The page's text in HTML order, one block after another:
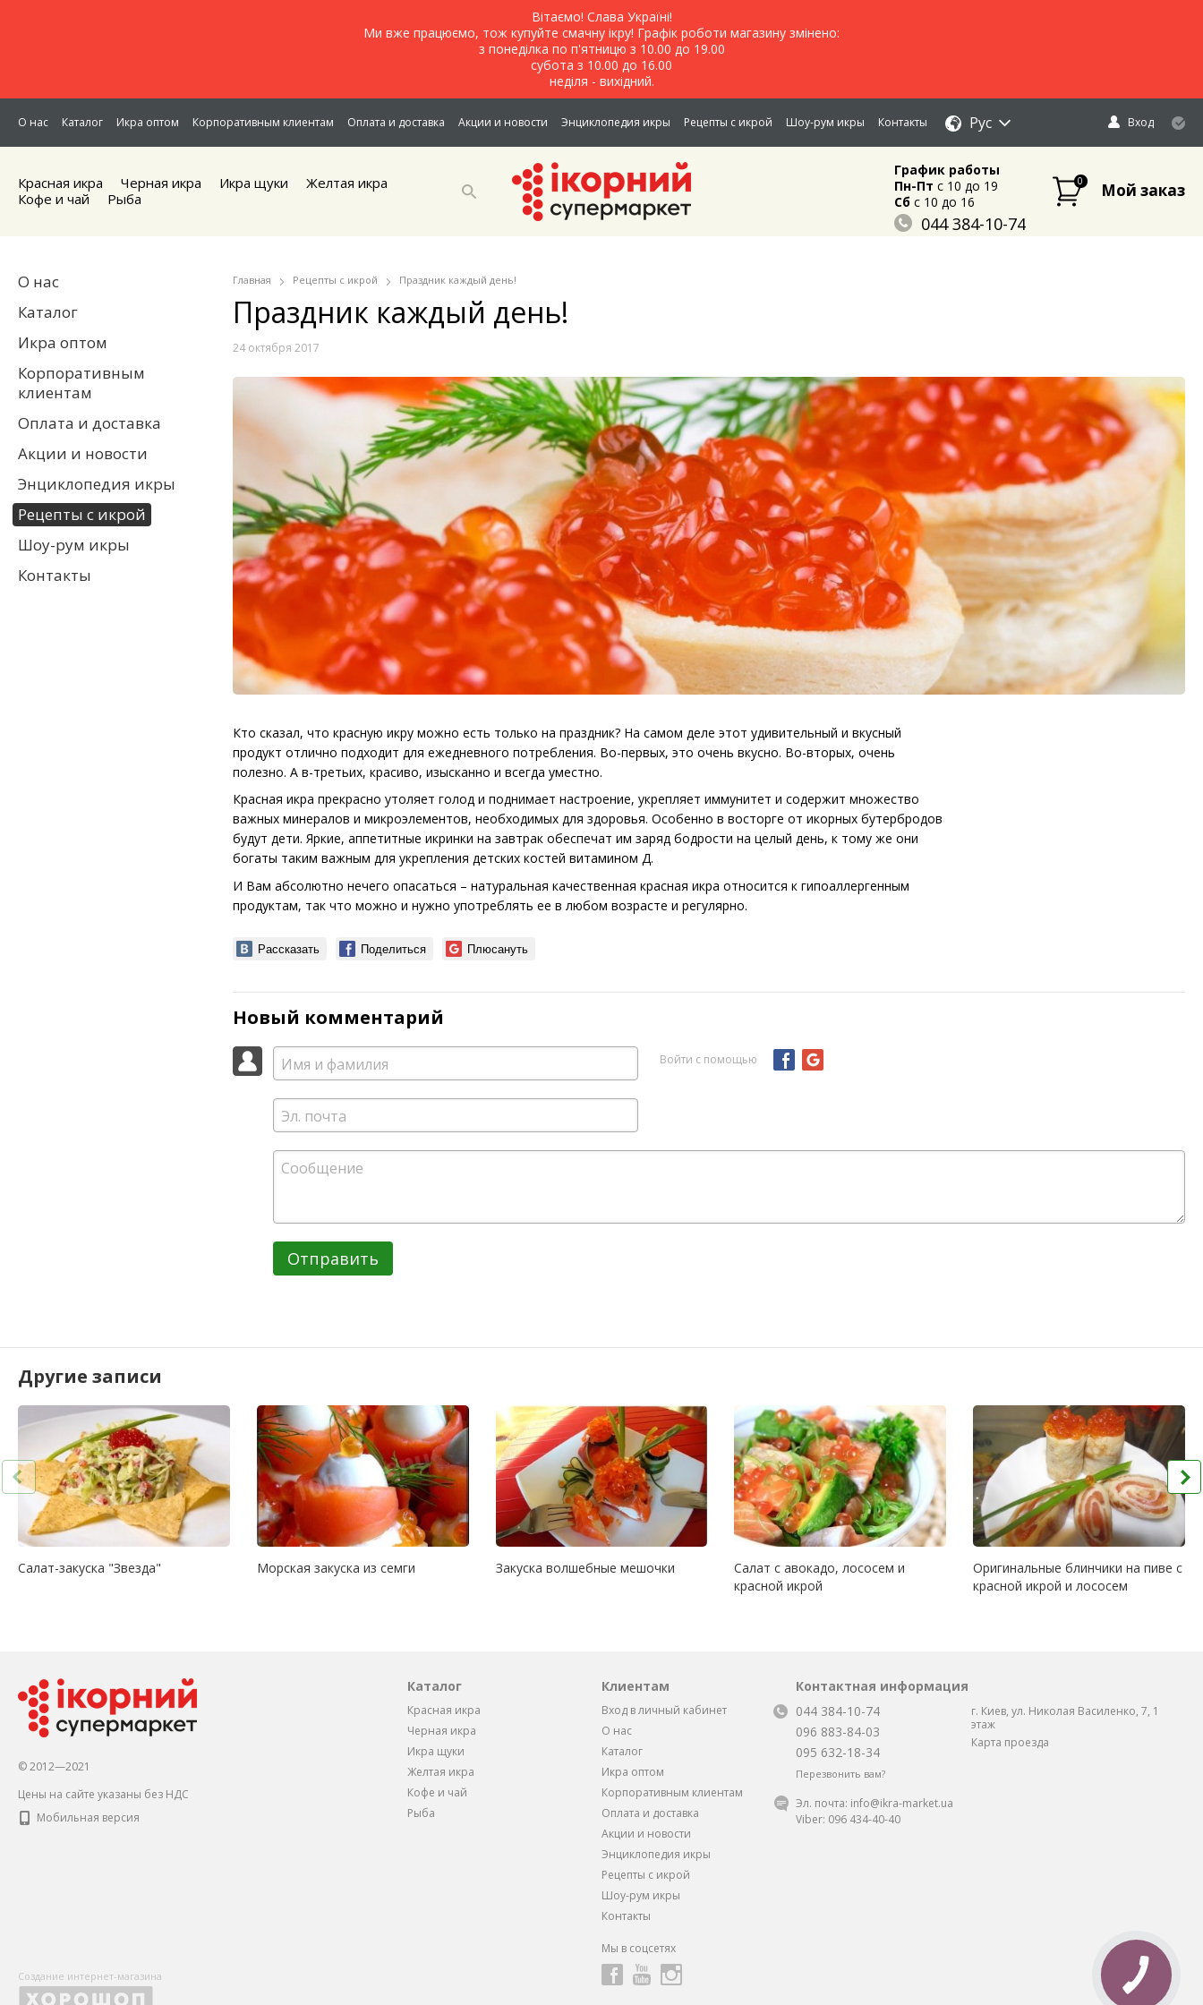
Вітаємо! Слава Україні!
Ми вже працюємо, тож купуйте смачну ікру! Графік роботи магазину змінено:
з понеділка по п'ятницю з 10.00 до 19.00
субота з 10.00 до 16.00
неділя - вихідний.
О нас Каталог Икра оптом Корпоративным клиентам Оплата и доставка Акции и новости Энциклопедия икры Рецепты с икрой Шоу-рум икры Контакты Рус Вход
Красная икра Черная икра Икра щуки
Желтая икра
Кофе и чай
Рыба
График работы
Пн-Пт c 10 до 19
Сбc 10 до 16
044 384-10-74
0 Мой заказ
Главная Рецепты с икрой Праздник каждый день!
Праздник каждый день!
24 октября 2017
Кто сказал, что красную икру можно есть только на праздник? На самом деле этот удивительный и вкусный
продукт отлично подходит для ежедневного потребления. Во-первых, это очень вкусно. Во-вторых, очень
полезно. А в-третьих, красиво, изысканно и всегда уместно.
Красная икра прекрасно утоляет голод и поднимает настроение, укрепляет иммунитет и содержит множество
важных минералов и микроэлементов, необходимых для здоровья. Особенно в восторге от икорных бутербродов
будут дети. Яркие, аппетитные икринки на завтрак обеспечат им заряд бодрости на целый день, к тому же они
богаты таким важным для укрепления детских костей витамином Д.
И Вам абсолютно нечего опасаться – натуральная качественная красная икра относится к гипоаллергенным
продуктам, так что можно и нужно употреблять ее в любом возрасте и регулярно.
Рассказать Поделиться Плюсануть
Новый комментарий
Войти с помощью
Отправить
О нас
Каталог
Икра оптом
Корпоративным
клиентам
Оплата и доставка
Акции и новости
Энциклопедия икры
Рецепты с икрой
Шоу-рум икры
Контакты
Другие записи
Салат-закуска "Звезда" Морская закуска из семги Закуска волшебные мешочки
Салат с авокадо, лососем и
красной икрой
Оригинальные блинчики на пиве с
красной икрой и лососем
© 2012—2021
Цены на сайте указаны без НДС
Мобильная версия
Каталог
Красная икра
Черная икра
Икра щуки
Желтая икра
Кофе и чай
Рыба
Клиентам
Вход в личный кабинет
О нас
Каталог
Икра оптом
Корпоративным клиентам
Оплата и доставка
Акции и новости
Энциклопедия икры
Рецепты с икрой
Шоу-рум икры
Контакты
Мы в соцсетях
Контактная информация
044 384-10-74
096 883-84-03
095 632-18-34
Перезвонить вам?
г. Киев, ул. Николая Василенко, 7, 1
этаж
Карта проезда
Эл. почта: info@ikra-market.ua
Viber: 096 434-40-40
Создание интернет-магазина